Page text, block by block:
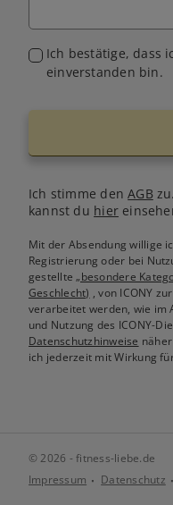
Ich bestätige, dass
einverstanden bin.
Ich stimme denAGB
kannst du hier
Mit der Absendung willige
Registrierung oder bei
gestellte„besondere
Geschlecht) , von ICONY
verarbeitet werden, wie im
und Nutzung des ICONY-
Datenschutzhinweise
ich jederzeit mit Wirkung
© 2026 - fitness-liebe.de
Impressum
Datenschutz